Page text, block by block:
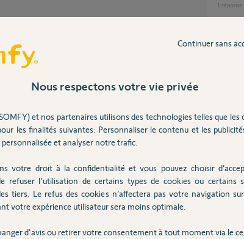
Partager cette question
Participer au fil de discussion
de 10 secs sur le bouton reset
de reset la partie connexion
faire, suivez cette procédure :
1 réponse
Comment faire en sorte que Tahoma détecte
à
thermostats connectés radio V2, passerelle
et
3réponses
Nous respectons votre vie privée
et nos partenaires utilisons des technologies telles que les
les finalités suivantes: Personnaliser le contenu et les
et analyser notre trafic.
votre droit à la confidentialité et vous pouvez choisir
refuser l'utilisation de certains types de cookies ou certains
tiers. Le refus des cookies n’affectera pas votre navigation
votre expérience utilisateur sera moins optimale.
d'avis ou retirer votre consentement à tout moment via le
Continuer sans